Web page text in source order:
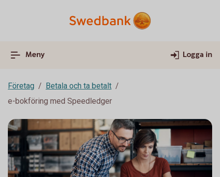
Meny Logga in
Företag
Betala och ta betalt
e-bokföring med Speedledger